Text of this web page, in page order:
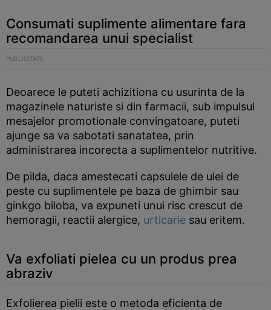
Consumati suplimente alimentare fara
recomandarea unui specialist
Deoarece le puteti achizitiona cu usurinta de la
magazinele naturiste si din farmacii, sub impulsul
mesajelor promotionale convingatoare, puteti
ajunge sa va sabotati sanatatea, prin
administrarea incorecta a suplimentelor nutritive.
De pilda, daca amestecati capsulele de ulei de
peste cu suplimentele pe baza de ghimbir sau
ginkgo biloba, va expuneti unui risc crescut de
hemoragii, reactii alergice, urticarie sau eritem.
Va exfoliati pielea cu un produs prea
abraziv
Exfolierea pielii este o metoda eficienta de